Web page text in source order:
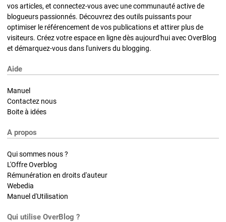
vos articles, et connectez-vous avec une communauté active de
blogueurs passionnés. Découvrez des outils puissants pour
optimiser le référencement de vos publications et attirer plus de
visiteurs. Créez votre espace en ligne dès aujourd'hui avec OverBlog
et démarquez-vous dans l'univers du blogging.
Aide
Manuel
Contactez nous
Boite à idées
A propos
Qui sommes nous ?
L'Offre Overblog
Rémunération en droits d'auteur
Webedia
Manuel d'Utilisation
Qui utilise OverBlog ?